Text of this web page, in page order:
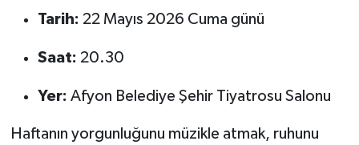
Tarih: 22 Mayıs 2026 Cuma günü
Saat: 20.30
Yer: Afyon Belediye Şehir Tiyatrosu Salonu
Haftanın yorgunluğunu müzikle atmak, ruhunu